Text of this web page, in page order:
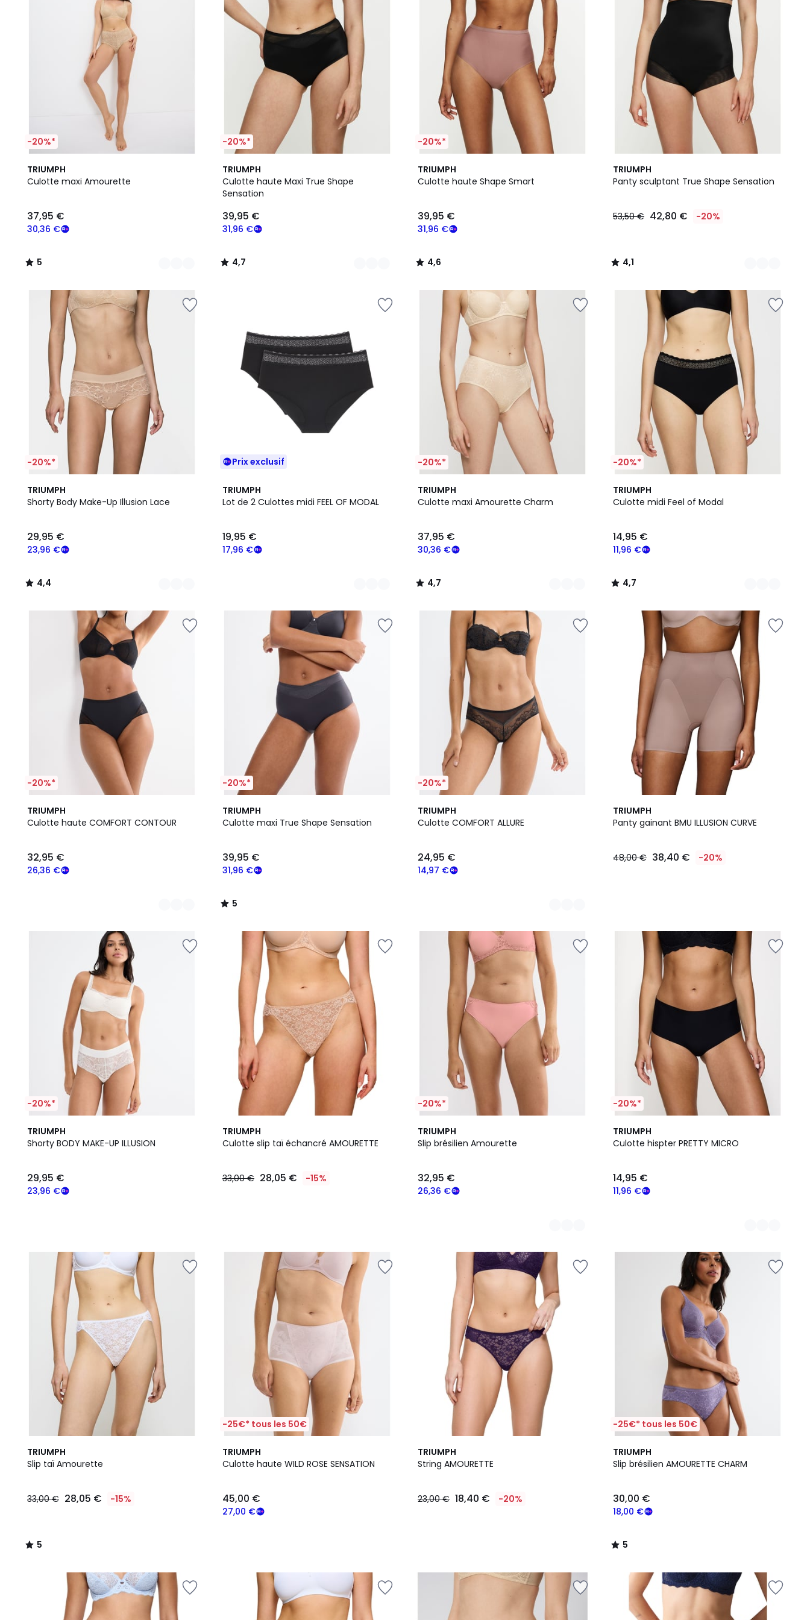
-20%*
TRIUMPH
Culotte maxi Amourette
€
souscrivez
programme
payer
30,36
30,36 €
37,95 €
5
/
4
Couleurs
5
/
-20%*
TRIUMPH
Culotte haute Maxi True Shape
Sensation
31,96 €
39,95 €
4,7
/ 5
3
Couleurs
4,7
/
-20%*
TRIUMPH
Culotte haute Shape Smart
31,96 €
39,95 €
4,6
/ 5
4,6
/
TRIUMPH
Panty sculptant True Shape Sensation
53,50 € 42,80 € -20%
4,1
/ 5
3
Couleurs
4,1
/
-20%*
TRIUMPH
Shorty Body Make-Up Illusion Lace
23,96 €
29,95 €
4,4
/ 5
2
Couleurs
4,4
/
Prix exclusif
TRIUMPH
Lot de 2 Culottes midi FEEL OF MODAL
17,96 €
19,95 €
2
Couleurs
-20%*
TRIUMPH
Culotte maxi Amourette Charm
30,36 €
37,95 €
4,7
/ 5
2
Couleurs
4,7
/
-20%*
TRIUMPH
Culotte midi Feel of Modal
11,96 €
14,95 €
4,7
/ 5
2
Couleurs
4,7
/
-20%*
TRIUMPH
Culotte haute COMFORT CONTOUR
26,36 €
32,95 €
2
Couleurs
-20%*
TRIUMPH
Culotte maxi True Shape Sensation
31,96 €
39,95 €
5
/
5
/
-20%*
TRIUMPH
Culotte COMFORT ALLURE
14,97 €
24,95 €
2
Couleurs
TRIUMPH
Panty gainant BMU ILLUSION CURVE
48,00 € 38,40 € -20%
-20%*
TRIUMPH
Shorty BODY MAKE-UP ILLUSION
23,96 €
29,95 €
TRIUMPH
Culotte slip taï échancré AMOURETTE
33,00 € 28,05 € -15%
-20%*
TRIUMPH
Slip brésilien Amourette
26,36 €
32,95 €
5
Couleurs
-20%*
TRIUMPH
Culotte hispter PRETTY MICRO
11,96 €
14,95 €
2
Couleurs
TRIUMPH
Slip taï Amourette
33,00 € 28,05 € -15%
5
/
5
/
-25€* tous les 50€
TRIUMPH
Culotte haute WILD ROSE SENSATION
27,00 €
45,00 €
TRIUMPH
String AMOURETTE
23,00 € 18,40 € -20%
-25€* tous les 50€
TRIUMPH
Slip brésilien AMOURETTE CHARM
18,00 €
30,00 €
5
/
5
/